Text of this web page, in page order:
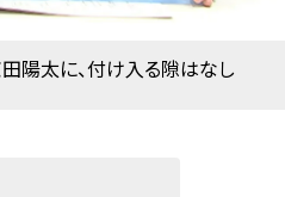
陽太に、付け入る隙はなし